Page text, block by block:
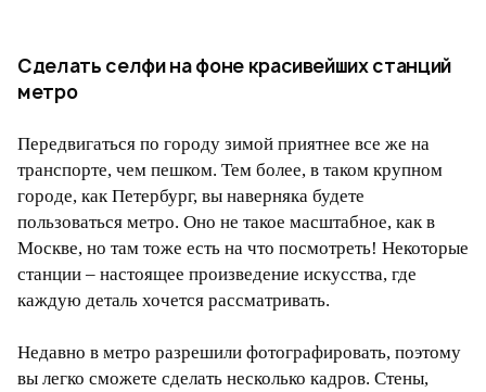
Сделать селфи на фоне красивейших станций
метро
Передвигаться по городу зимой приятнее все же на
транспорте, чем пешком. Тем более, в таком крупном
городе, как Петербург, вы наверняка будете
пользоваться метро. Оно не такое масштабное, как в
Москве, но там тоже есть на что посмотреть! Некоторые
станции – настоящее произведение искусства, где
каждую деталь хочется рассматривать.
Недавно в метро разрешили фотографировать, поэтому
вы легко сможете сделать несколько кадров. Стены,